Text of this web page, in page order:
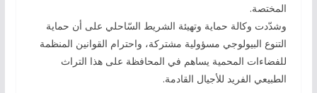
المختصة.
وشدّدت وكالة حماية وتهيئة الشريط السّاحلي على أن حماية
التنوع البيولوجي مسؤولية مشتركة، واحترام القوانين المنظمة
للفضاءات المحمية يساهم في المحافظة على هذا التراث
الطبيعي الفريد للأجيال القادمة.